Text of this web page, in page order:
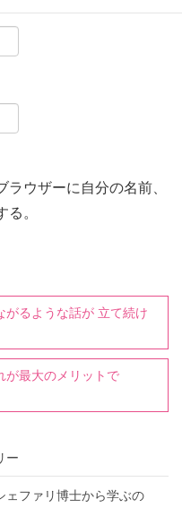
ウザーに自分の名前、
。
がるような話が 立て続け
が最大のメリットで
ー
ェファリ博士から学ぶの